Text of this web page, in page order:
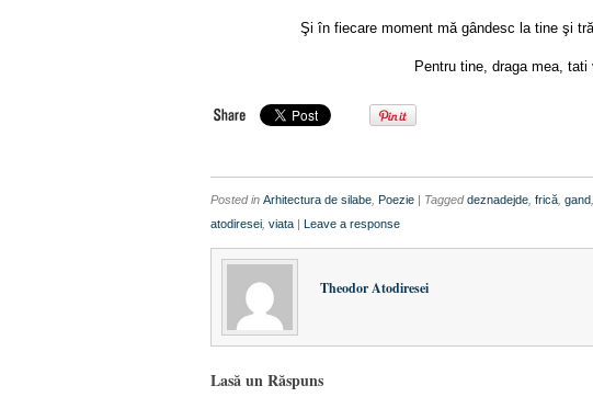
Şi în fiecare moment mă gândesc la tine şi
Pentru tine, draga mea, tati
Posted in Arhitectura de silabe Poezie | Taggeddeznadejde frică gand
atodiresei viata | Leave a response
Theodor Atodiresei
Lasă un Răspuns